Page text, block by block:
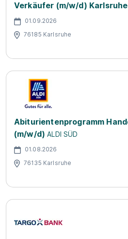
Verkäufer (m/w/d)
01.09.2026
76185 Karlsruhe
Abiturientenprogramm
(m/w/d) ALDI SÜD
01.08.2026
76135 Karlsruhe